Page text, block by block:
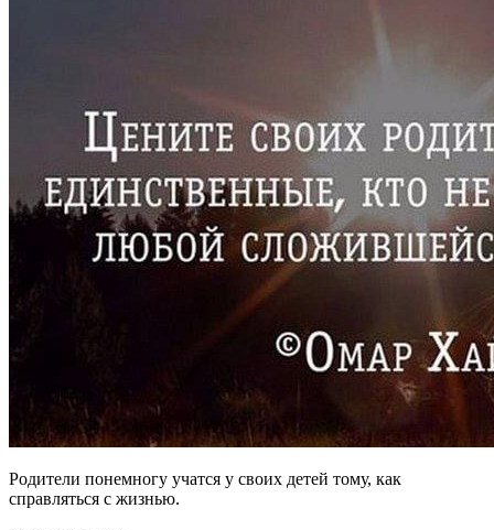
Родители понемногу учатся у своих детей тому, как
справляться с жизнью.